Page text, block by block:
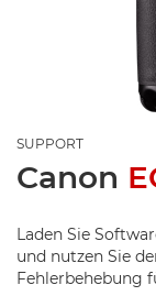
SUPPORT
Canon
Laden Sie
und nutzen Sie
Fehlerbehebung